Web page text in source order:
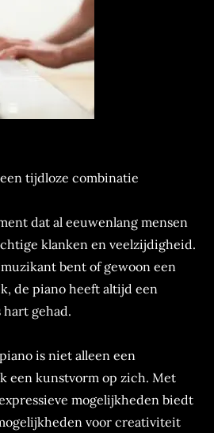
tijdloze combinatie
dat al eeuwenlang mensen
klanken en veelzijdigheid.
bent of gewoon een
de piano heeft altijd een
hart gehad.
is niet alleen een
een kunstvorm op zich. Met
mogelijkheden biedt
voor creativiteit